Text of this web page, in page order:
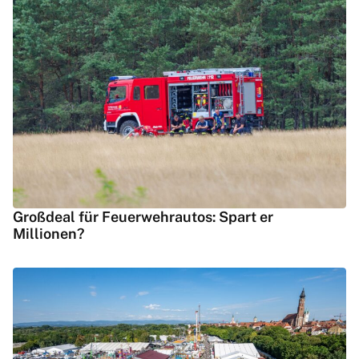
Großdeal für Feuerwehrautos: Spart er
Millionen?